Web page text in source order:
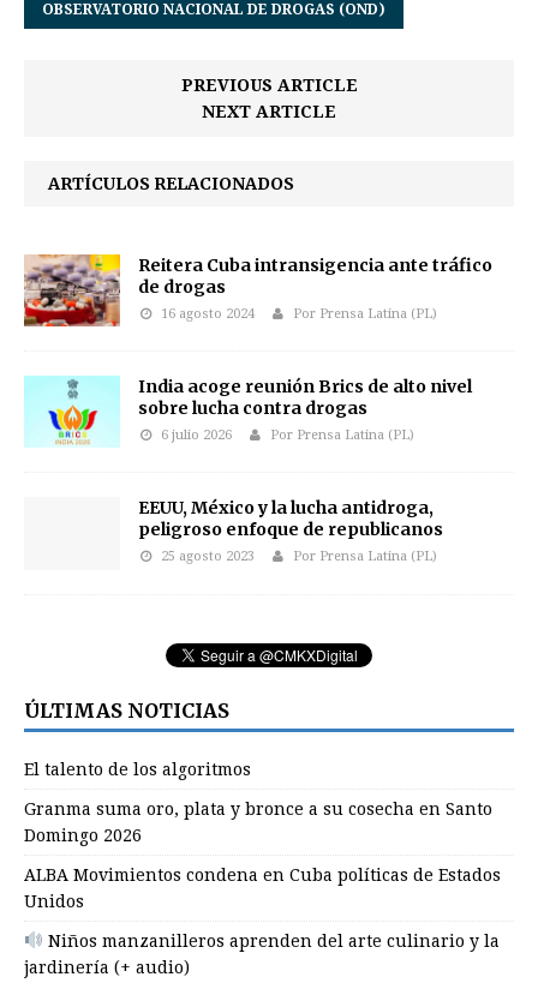
OBSERVATORIO NACIONAL DE DROGAS (OND)
PREVIOUS ARTICLE
NEXT ARTICLE
ARTÍCULOS RELACIONADOS
Reitera Cuba intransigencia ante tráfico
de drogas
16 agosto 2024 Por Prensa Latina (PL)
India acoge reunión Brics de alto nivel
sobre lucha contra drogas
6 julio 2026 Por Prensa Latina (PL)
EEUU, México y la lucha antidroga,
peligroso enfoque de republicanos
25 agosto 2023 Por Prensa Latina (PL)
ÚLTIMAS NOTICIAS
El talento de los algoritmos
Granma suma oro, plata y bronce a su cosecha en Santo
Domingo 2026
ALBA Movimientos condena en Cuba políticas de Estados
Unidos
Niños manzanilleros aprenden del arte culinario y la
jardinería (+ audio)